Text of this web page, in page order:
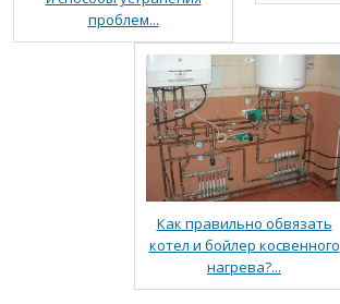
проблем...
Как правильно обвязать
котел и бойлер косвенного
нагрева?...